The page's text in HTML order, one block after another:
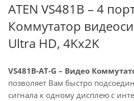
ATEN VS481B – 4
Коммутатор
Ultra HD, 4Kx2K
VS481B-AT-G – Видео
позволяет Вам быстро
сигнала к одному дисплею с